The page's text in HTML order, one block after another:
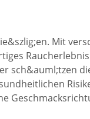
Mit
sch&auml;tzen